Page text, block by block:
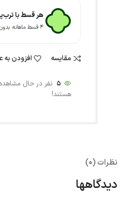
هر قسط با
۴ قسط ماهانه. بدون سود، چک و ضامن.
مقایسه افزودن به
5 نفر در حال
هستند!
نظرات (0)
دیدگاهها